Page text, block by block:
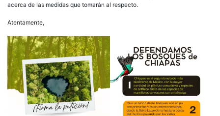
acerca de las medidas que tomarán al respecto.
Atentamente,